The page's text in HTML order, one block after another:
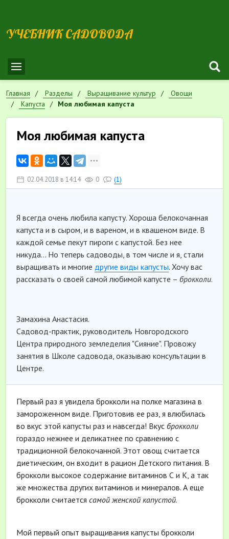
УЧЕБНИК САДОВОДА
Главная Разделы Выращивание культур
Овощи
Капуста
Моя любимая капуста
Моя любимая капуста
02.04.2018 в 14:14 0 (1)
Я всегда очень любила капусту. Хороша белокочанная
капуста и в сыром, и в вареном, и в квашеном виде. В
каждой семье пекут пироги с капустой. Без нее
никуда… Но теперь садоводы, в том числе и я, стали
выращивать и многие другие виды капусты. Хочу вас
рассказать о своей самой любимой капусте – брокколи.
Замахина Анастасия.
Садовод-практик, руководитель Новгородского
Центра природного земледелия "Сияние". Провожу
занятия в Школе садовода, оказываю консультации в
Центре.
Первый раз я увидела брокколи на полке магазина в
замороженном виде. Приготовив ее раз, я влюбилась
во вкус этой капусты раз и навсегда! Вкус брокколи
гораздо нежнее и деликатнее по сравнению с
традиционной белокочанной. Этот овощ считается
диетическим, он входит в рацион Детского питания. В
брокколи высокое содержание витаминов С и К, а так
же множества других витаминов и минералов. А еще
брокколи считается самой женской капустой.
Мой первый опыт выращивания капусты брокколи